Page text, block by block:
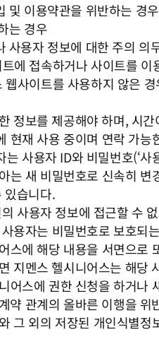
및 이용약관을 위반하는 경우
는 경우
사용자 정보에 대한 주의 의
에 접속하거나 사이트를
사이트를 사용하지 않은 경
정보를 제공해야 하며, 시
현재 사용 중이며 연락 가
사용자 ID와 비밀번호(‘
는 새 비밀번호로 신속히
있습니다.
사용자 정보에 접근할 수
용자는 비밀번호로 보호되
스에 해당 내용을 서면으로
지멘스 헬시니어스는 해당
어스에 권한 신청을 하거나
약 관계의 올바른 이행을
그 외의 저장된 개인식별